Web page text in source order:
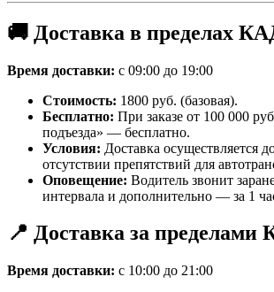
🚚 Доставка в пределах
Время доставки: с 09:00 до 19:00
Стоимость: 1800 руб. (базовая).
Бесплатно: При заказе от 100 000
подъезда» — бесплатно.
Условия: Доставка осуществляется
отсутствии препятствий для
Оповещение: Водитель звонит
интервала и дополнительно — за 1
📍 Доставка за пределами
Время доставки: с 10:00 до 21:00